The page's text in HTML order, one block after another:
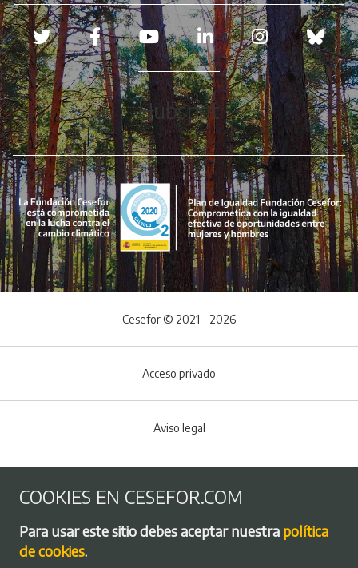
Redes sociales
Hubspot
Menú del pie
Cesefor © 2021 - 2026
Acceso privado
Aviso legal
Política de privacidad
COOKIES EN CESEFOR.COM
Para usar este sitio debes aceptar nuestra política
de cookies.